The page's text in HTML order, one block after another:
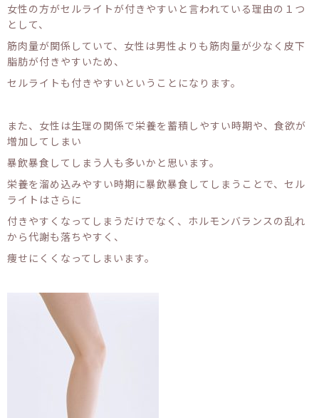
女性の方がセルライトが付きやすいと言われている理由の１つ
として、
筋肉量が関係していて、女性は男性よりも筋肉量が少なく皮下
脂肪が付きやすいため、
セルライトも付きやすいということになります。
また、女性は生理の関係で栄養を蓄積しやすい時期や、食欲が
増加してしまい
暴飲暴食してしまう人も多いかと思います。
栄養を溜め込みやすい時期に暴飲暴食してしまうことで、セル
ライトはさらに
付きやすくなってしまうだけでなく、ホルモンバランスの乱れ
から代謝も落ちやすく、
痩せにくくなってしまいます。